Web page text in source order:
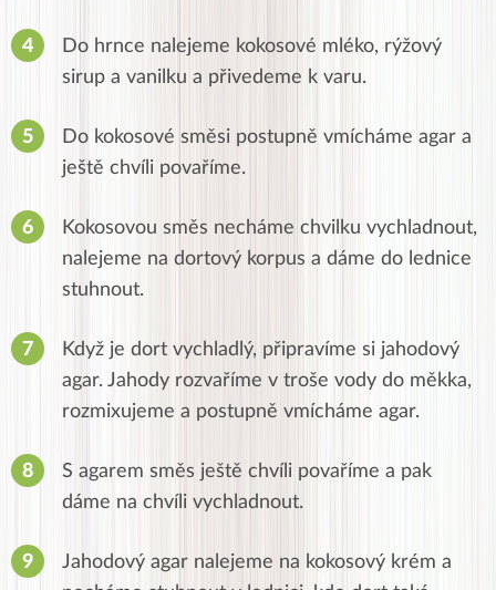
Do hrnce nalejeme kokosové mléko, rýžový
sirup a vanilku a přivedeme k varu.
Do kokosové směsi postupně vmícháme agar a
ještě chvíli povaříme.
Kokosovou směs necháme chvilku vychladnout,
nalejeme na dortový korpus a dáme do lednice
stuhnout.
Když je dort vychladlý, připravíme si jahodový
agar. Jahody rozvaříme v troše vody do měkka,
rozmixujeme a postupně vmícháme agar.
S agarem směs ještě chvíli povaříme a pak
dáme na chvíli vychladnout.
Jahodový agar nalejeme na kokosový krém a